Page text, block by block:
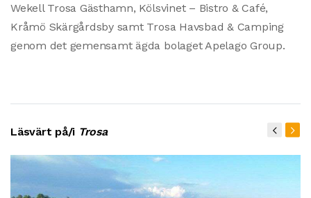
Wekell Trosa Gästhamn, Kölsvinet – Bistro & Café,
Kråmö Skärgårdsby samt Trosa Havsbad & Camping
genom det gemensamt ägda bolaget Apelago Group.
Läsvärt på/i Trosa